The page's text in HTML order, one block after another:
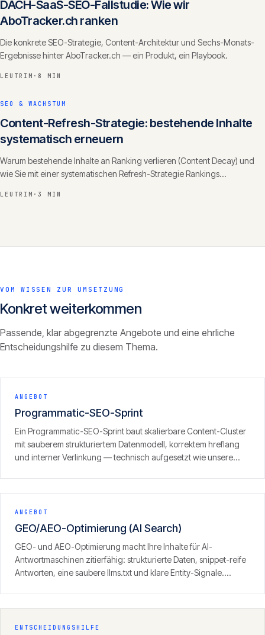
DACH-SaaS-SEO-Fallstudie: Wie wir
AboTracker.ch ranken
Die konkrete SEO-Strategie, Content-Architektur und Sechs-Monats-
Ergebnisse hinter AboTracker.ch — ein Produkt, ein Playbook.
LEUTRIM · 8 MIN
SEO & WACHSTUM
Content-Refresh-Strategie: bestehende Inhalte
systematisch erneuern
Warum bestehende Inhalte an Ranking verlieren (Content Decay) und
wie Sie mit einer systematischen Refresh-Strategie Rankings
LEUTRIM · 3 MIN
VOM WISSEN ZUR UMSETZUNG
Konkret weiterkommen
Passende, klar abgegrenzte Angebote und eine ehrliche
Entscheidungshilfe zu diesem Thema.
ANGEBOT
Programmatic-SEO-Sprint
Ein Programmatic-SEO-Sprint baut skalierbare Content-Cluster
mit sauberem strukturiertem Datenmodell, korrektem hreflang
und interner Verlinkung — technisch aufgesetzt wie unsere
ANGEBOT
GEO/AEO-Optimierung (AI Search)
GEO- und AEO-Optimierung macht Ihre Inhalte für AI-
Antwortmaschinen zitierfähig: strukturierte Daten, snippet-reife
Antworten, eine saubere llms.txt und klare Entity-Signale.
ENTSCHEIDUNGSHILFE